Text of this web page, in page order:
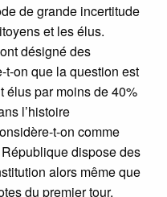
de grande incertitude
et les élus.
désigné des
t-on que la question est
élus par moins de 40%
l’histoire
t-on comme
dispose des
alors même que
du premier tour,